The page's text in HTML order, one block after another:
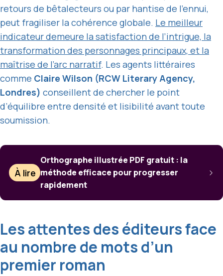
retours de bêtalecteurs ou par hantise de l’ennui,
peut fragiliser la cohérence globale. Le meilleur
indicateur demeure la satisfaction de l’intrigue, la
transformation des personnages principaux, et la
maîtrise de l’arc narratif. Les agents littéraires
comme Claire Wilson (RCW Literary Agency,
Londres) conseillent de chercher le point
d’équilibre entre densité et lisibilité avant toute
soumission.
À lire
Orthographe illustrée PDF gratuit : la
méthode efficace pour progresser
rapidement
Les attentes des éditeurs face
au nombre de mots d’un
premier roman